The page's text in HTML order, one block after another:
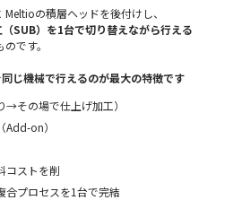
の積層ヘッドを後付けし、
SUB）を1台で切り替えながら行える
です。
じ機械で行えるのが最大の特徴です
→その場で仕上げ加工）
Add-on）
コストを削
プロセスを1台で完結